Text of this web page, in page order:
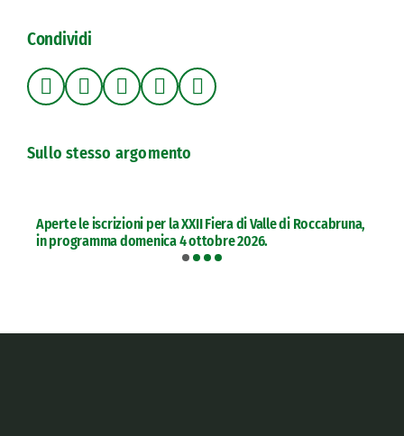
Condividi
Sullo stesso argomento
Aperte le iscrizioni per la XXII Fiera di Valle di Roccabruna,
in programma domenica 4 ottobre 2026.